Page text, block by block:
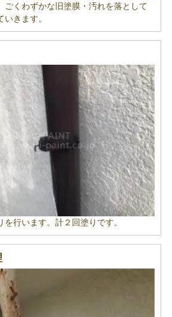
ごくわずかな旧塗膜・汚れを落として
きます。
行います。計２回塗りです。